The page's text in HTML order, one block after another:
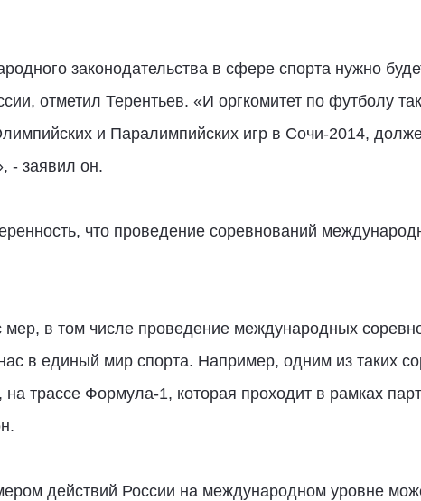
законодательства в сфере спорта нужно
отметил Терентьев. «И оргкомитет по футболу
и Паралимпийских игр в Сочи-2014,
- заявил он.
что проведение соревнований
в том числе проведение международных
в единый мир спорта. Например, одним из таких
трассе Формула-1, которая проходит в рамках
действий России на международном уровне